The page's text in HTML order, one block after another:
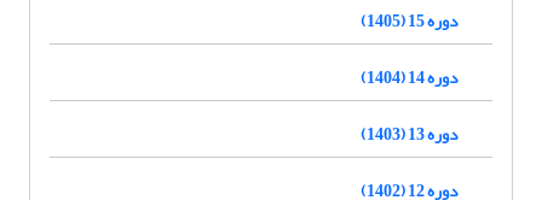
دوره 15 (1405)
دوره 14 (1404)
دوره 13 (1403)
دوره 12 (1402)